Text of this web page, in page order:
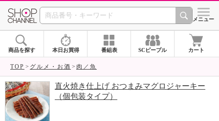
SHOP CHANNEL シメニュー
商品を探す 本日お買得 番組表 SCピープル カート
TOP グルメ・お酒 肉／魚
直火焼き仕上げ おつまみマグロジャーキー
（個包装タイプ）